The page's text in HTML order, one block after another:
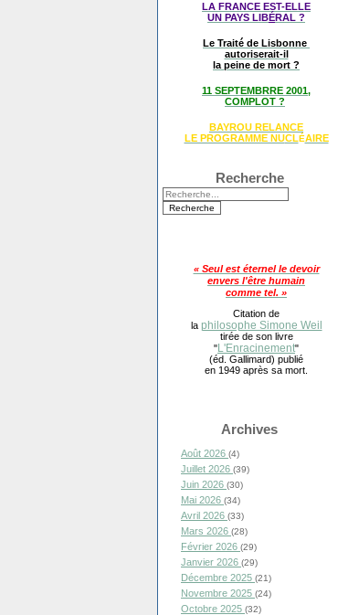
LA FRANCE EST-ELLE
UN PAYS LIBÉRAL ?
Le Traité de Lisbonne
autoriserait-il
la peine de mort ?
11 SEPTEMBRRE 2001,
COMPLOT ?
BAYROU RELANCE
LE PROGRAMME NUCLÉAIRE
Recherche
« Seul est éternel le devoir
envers l'être humain
comme tel. »
Citation de
la philosophe Simone Weil
tirée de son livre
"L'Enracinement"
(éd. Gallimard) publié
en 1949 après sa mort.
Archives
Août 2026 (4)
Juillet 2026 (39)
Juin 2026 (30)
Mai 2026 (34)
Avril 2026 (33)
Mars 2026 (28)
Février 2026 (29)
Janvier 2026 (29)
Décembre 2025 (21)
Novembre 2025 (24)
Octobre 2025 (32)